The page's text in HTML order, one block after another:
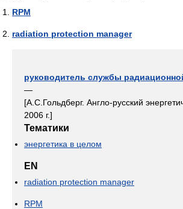
RPM
radiation protection manager
руководитель службы
—
[А.С.Гольдберг. Англо-русский
2006 г.]
Тематики
энергетика в целом
EN
radiation protection manager
RPM